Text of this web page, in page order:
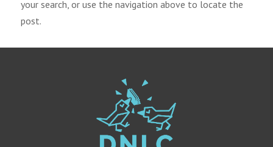
your search, or use the navigation above to locate the
post.